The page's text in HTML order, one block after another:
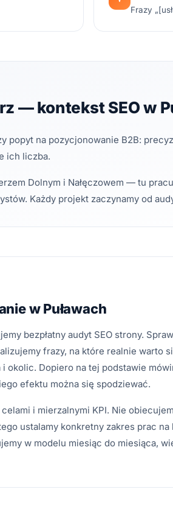
Frazy
— kontekst SEO w
popyt na pozycjonowanie B2B:
ich liczba.
Dolnym i Nałęczowem — tu
Każdy projekt zaczynamy od
w Puławach
bezpłatny audyt SEO strony.
frazy, na które realnie warto
okolic. Dopiero na tej podstawie
efektu można się spodziewać.
i mierzalnymi KPI. Nie
ustalamy konkretny zakres prac na
w modelu miesiąc do miesiąca,